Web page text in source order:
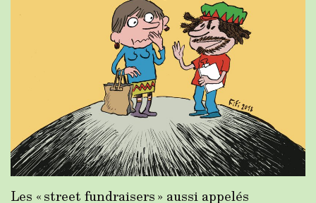
Les « street fundraisers » aussi appelés